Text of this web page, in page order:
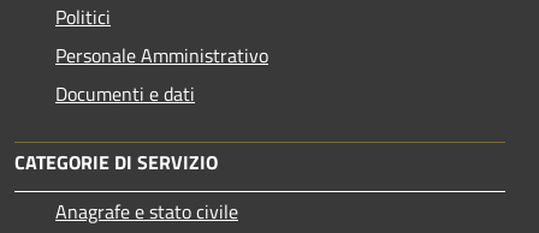
Politici
Personale Amministrativo
Documenti e dati
CATEGORIE DI SERVIZIO
Anagrafe e stato civile